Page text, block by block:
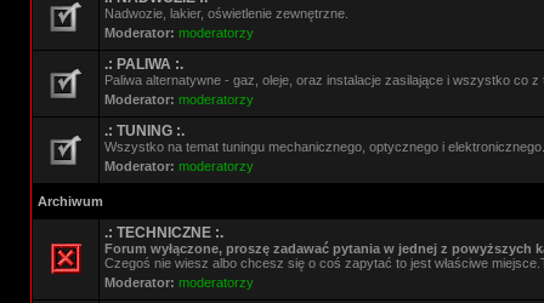
Nadwozie, lakier, oświetlenie zewnętrzne.
Moderator: moderatorzy
.: PALIWA :.
Paliwa alternatywne - gaz, oleje, oraz instalacje zasilające i wszystko co z
Moderator: moderatorzy
.: TUNING :.
Wszystko na temat tuningu mechanicznego, optycznego i elektronicznego.
Moderator: moderatorzy
Archiwum
.: TECHNICZNE :.
Forum wyłączone, proszę zadawać pytania w jednej z powyższych
Czegoś nie wiesz albo chcesz się o coś zapytać to jest właściwe
Moderator: moderatorzy